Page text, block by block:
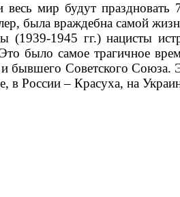
мир будут
была враждебна самой
1945 гг.) нацисты
было самое трагичное
и бывшего Советского
России – Красуха, на